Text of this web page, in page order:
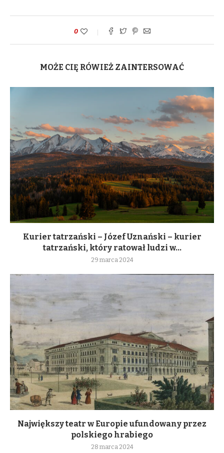
0
MOŻE CIĘ RÓWIEŻ ZAINTERSOWAĆ
Kurier tatrzański – Józef Uznański – kurier
tatrzański, który ratował ludzi w...
29 marca 2024
Największy teatr w Europie ufundowany przez
polskiego hrabiego
28 marca 2024